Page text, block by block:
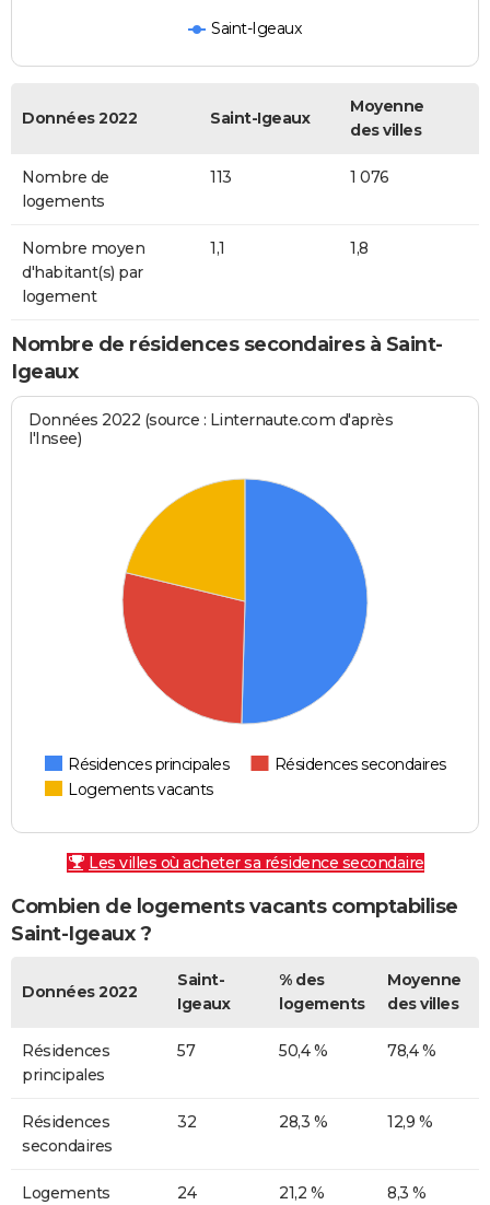
Saint-Igeaux
Données 2022 Saint-Igeaux
Moyenne
des villes
Nombre de
logements
113 1 076
Nombre moyen
d'habitant(s) par
logement
1,1 1,8
Nombre de résidences secondaires à Saint-
Igeaux
Données 2022 (source : Linternaute.com d'après
l'Insee)
Résidences principales
Résidences secondaires
Logements vacants
Les villes où acheter sa résidence secondaire
Combien de logements vacants comptabilise
Saint-Igeaux ?
Données 2022
Saint-
Igeaux
% des
logements
Moyenne
des villes
Résidences
principales
57 50,4 % 78,4 %
Résidences
secondaires
32 28,3 % 12,9 %
Logements
24 21,2 % 8,3 %